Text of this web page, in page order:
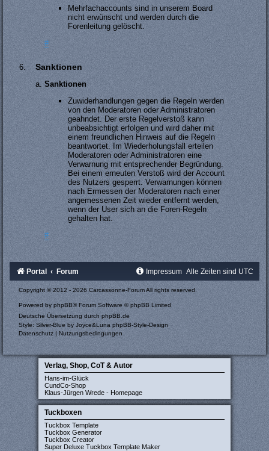
Mehrfachaccounts sind in unserem Board
nicht erwünscht und werden durch die
Forenleitung gelöscht.
#
Sanktionen
Sanktionen
Zuwiderhandlungen gegen die Regeln werden
von den Moderatoren oder Administratoren
geahndet. Der erste Regelverstoß kann
unbeabsichtigt erfolgen und wird daher mit
einem freundlichen Hinweis auf die Regeln
beantwortet. Im Wiederholungsfall erteilen
Moderatoren oder Administratoren eine
Verwarnung mit entsprechender Begründung.
Bei einem erneuten Verstoß wird der Account
des Nutzers gesperrt. Verwarnungen können
nach Ermessen der Moderatoren nach einer
angemessenen Zeit wieder entfernt werden,
wenn der User sich an die Foren-Regeln
gehalten hat.
#
Portal Forum Alle Zeiten sind UTC
Impressum
Copyright © 2012 - 2026 Carcassonne-Forum All rights reserved.
Powered byphpBB® Forum Software © phpBB Limited
Deutsche Übersetzung durchphpBB.de
Style: Silver-Blue by Joyce&Luna phpBB-Style-Design
Datenschutz |Nutzungsbedingungen
Verlag, Shop, CoT & Autor
Hans-im-Glück
CundCo-Shop
Klaus-Jürgen Wrede - Homepage
Tuckboxen
Tuckbox Template
Tuckbox Generator
Tuckbox Creator
Super Deluxe Tuckbox Template Maker